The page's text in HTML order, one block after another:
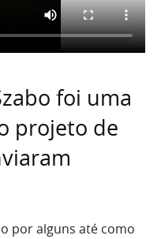
foi uma
projeto de
por alguns até como